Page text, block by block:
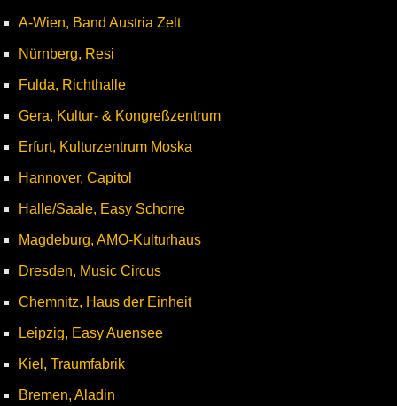
A-Wien, Band Austria Zelt
Nürnberg, Resi
Fulda, Richthalle
Gera, Kultur- & Kongreßzentrum
Erfurt, Kulturzentrum Moska
Hannover, Capitol
Halle/Saale, Easy Schorre
Magdeburg, AMO-Kulturhaus
Dresden, Music Circus
Chemnitz, Haus der Einheit
Leipzig, Easy Auensee
Kiel, Traumfabrik
Bremen, Aladin